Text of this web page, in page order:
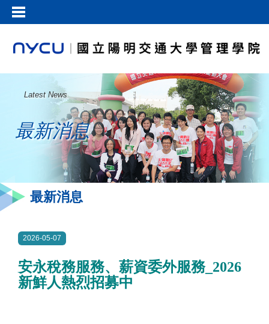
Latest News
最新消息
最新消息
2026-05-07
安永稅務服務、薪資委外服務_2026
新鮮人熱烈招募中